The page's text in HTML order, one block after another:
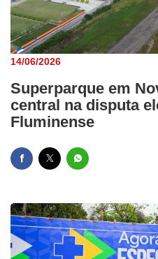
14/06/2026
Superparque em
central na disputa
Fluminense